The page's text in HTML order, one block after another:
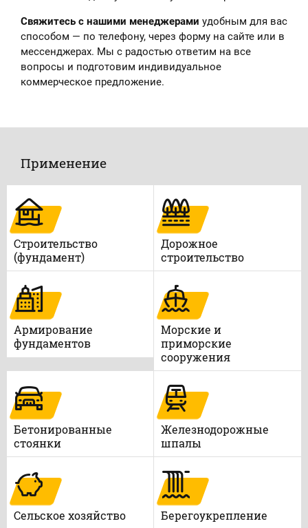
Свяжитесь с нашими менеджерами удобным для вас
способом — по телефону, через форму на сайте или в
мессенджерах. Мы с радостью ответим на все
вопросы и подготовим индивидуальное
коммерческое предложение.
Применение
Строительство
(фундамент)
Дорожное
строительство
Армирование
фундаментов
Морские и
приморские
сооружения
Бетонированные
стоянки
Железнодорожные
шпалы
Сельское хозяйство Берегоукрепление